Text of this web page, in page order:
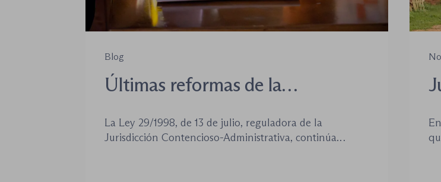
Blog
Últimas reformas de la
administrativa
La Ley 29/1998, de 13 de julio, reguladora de la
Jurisdicción Contencioso-Administrativa, continúa